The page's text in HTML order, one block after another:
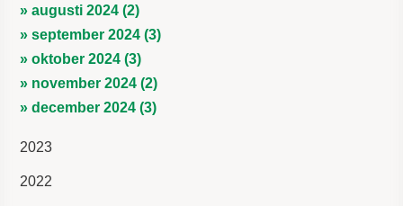
» augusti 2024 (2)
» september 2024 (3)
» oktober 2024 (3)
» november 2024 (2)
» december 2024 (3)
2023
2022